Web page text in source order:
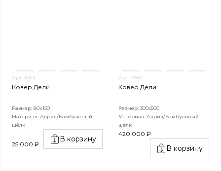
Арт. 3023
Ковер Дели
Размер: 80x150
Материал: Акрил/Бамбуковый
шёлк
25 000 ₽
В корзину
Арт. 2883
Ковер Дели
Размер: 300х500
Материал: Акрил/Бамбуковый
шёлк
420 000 ₽
В корзину